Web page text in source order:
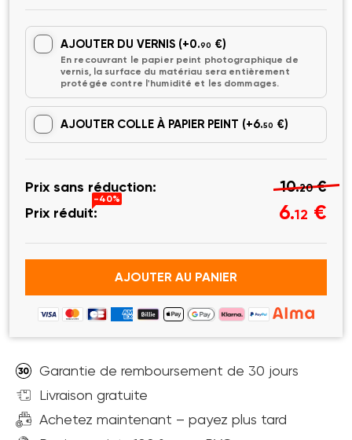
AJOUTER DU VERNIS (+0.90 €)
En recouvrant le papier peint photographique de
vernis, la surface du matériau sera entièrement
protégée contre l'humidité et les dommages.
AJOUTER COLLE À PAPIER PEINT (+6.50 €)
Prix sans réduction: 10.20€
Prix réduit:
-40%
6.12 €
AJOUTER AU PANIER
Garantie de remboursement de 30 jours
Livraison gratuite
Achetez maintenant – payez plus tard